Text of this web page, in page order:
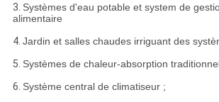
3. Systèmes d'eau potable et system de
alimentaire
4. Jardin et salles chaudes irriguant des
5. Systèmes de chaleur-absorption
6. Système central de climatiseur ;